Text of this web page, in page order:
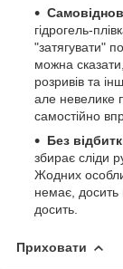
гідрогель-
"затягувати"
можна
розривів та
але невелике
самостійно
Без
збирає сліди
Жодних
немає, досить
досить.
Приховати